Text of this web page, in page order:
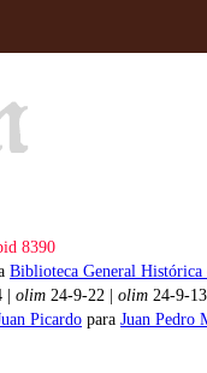
8390
Biblioteca General Histórica
| olim 24-9-22 | olim 24-9-13
Picardo para Juan Pedro